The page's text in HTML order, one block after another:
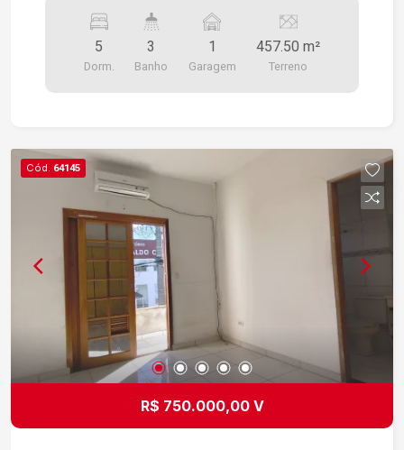
PARA 3 CARROS COBERTA, SALA, COPA,
COZINHA COM FOGÃO A LENHA E
CHURRASQUEIRA, 3 DOMITORIOS, 2 WCS COM
SALA, COZINHA, 1WC, UMA DESPENSA, AREA
DE SERVIÇO SOBRANDO UM VASTO QUINTAL
PARA FORMAR UM POMAR SE DESEJAR,
CONSTRUIR UMA PISCINA ETC... DOCUMENTO
ESCRITURA DO TERRENO REGISTRADA,
FALTANDO FAZER A PLANTA E TIRAR O HABITE-
SE PROPRIETÁRIO ESTUDA IMOVEL DE MENO
VALOR COMO PARTE DE PGTO
5
Dorm.
3
Banho
1
Garagem
457.50 m²
Terreno
Cód. 64145
R$ 750.000,00 V